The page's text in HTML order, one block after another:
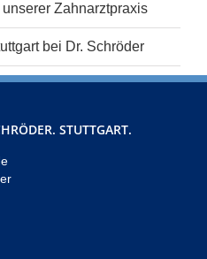
Zahnarztpraxis
bei Dr. Schröder
STUTTGART.